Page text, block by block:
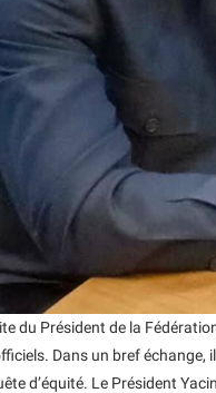
du Président de la
Dans un bref
d’équité. Le Président